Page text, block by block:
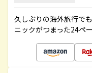
久しぶりの海外旅行で
ニックがつまった24ペ